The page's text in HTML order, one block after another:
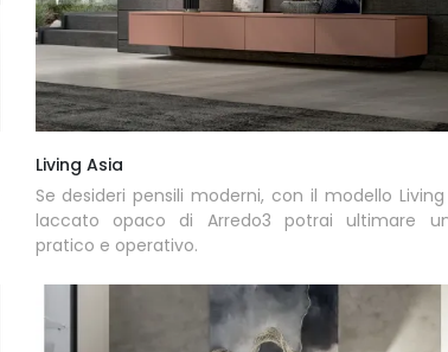
Living Asia
Se desideri pensili moderni, con il modello
laccato opaco di Arredo3 potrai ultimare
pratico e operativo.